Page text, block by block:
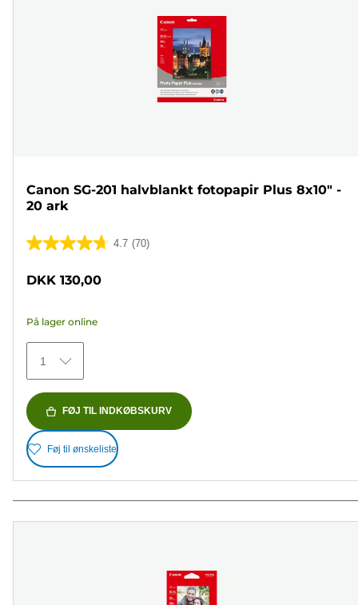
Canon SG-201 halvblankt fotopapir Plus 8x10" -
20 ark
4.7 (70)
4.7
af
stjerner.
70
anmeldelser
DKK 130,00
På lager online
1
FØJ TIL INDKØBSKURV
Føj til ønskeliste